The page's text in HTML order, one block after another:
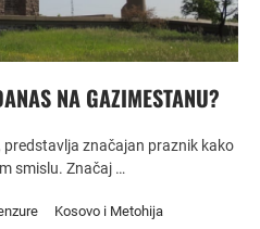
NA GAZIMESTANU?
predstavlja značajan praznik kako
smislu. Značaj …
Kosovo i Metohija